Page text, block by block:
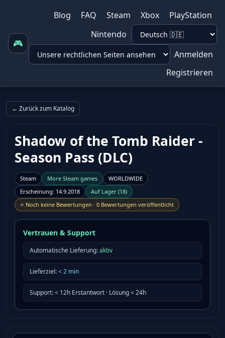
🎮
Blog FAQ Steam Xbox
PlayStation
Nintendo
Anmelden
Registrieren
← Zurück zum Katalog
Shadow of the Tomb Raider -
Season Pass (DLC)
Steam More Steam games
WORLDWIDE
Erscheinung: 14.9.2018 Auf Lager (18)
⭐ Noch keine Bewertungen · 0 Bewertungen veröffentlicht
Vertrauen & Support
Automatische Lieferung:aktiv
Lieferziel:<2 min
Support:< 12h Erstantwort · Lösung < 24h